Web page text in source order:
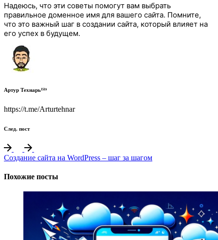
Надеюсь, что эти советы помогут вам выбрать
правильное доменное имя для вашего сайта. Помните,
что это важный шаг в создании сайта, который влияет на
его успех в будущем.
Артур Технарь¹⁵¹⁹
https://t.me/Arturtehnar
След. пост
Создание сайта на WordPress – шаг за шагом
Похожие посты